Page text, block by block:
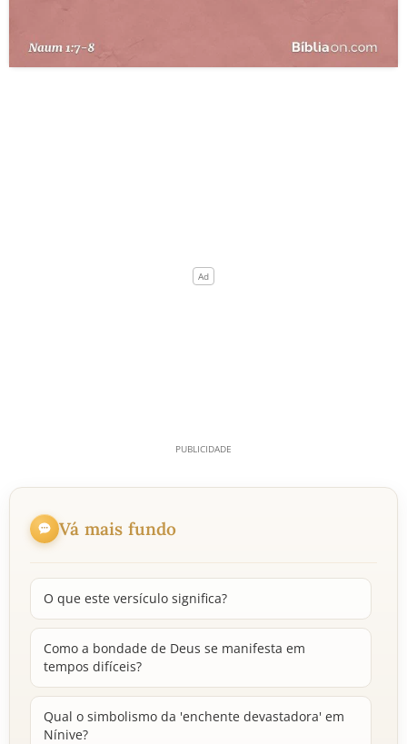
Vá mais fundo
O que este versículo significa?
Como a bondade de Deus se manifesta em
tempos difíceis?
Qual o simbolismo da 'enchente devastadora' em
Nínive?